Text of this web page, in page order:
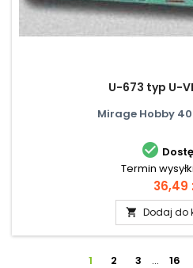
U-673 typ U-
Mirage Hobby

Termin wysyłki
Cena
36,49
 Dodaj do
1 2 3 … 16